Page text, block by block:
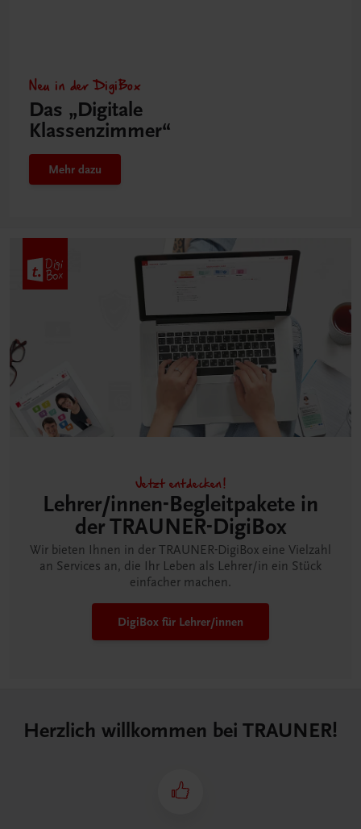
Neu in der DigiBox
Das „Digitale
Klassenzimmer“
Mehr dazu
Jetzt entdecken!
Lehrer/innen-Begleitpakete in
der TRAUNER-DigiBox
Wir bieten Ihnen in der TRAUNER-DigiBox eine Vielzahl
an Services an, die Ihr Leben als Lehrer/in ein Stück
einfacher machen.
DigiBox für Lehrer/innen
Herzlich willkommen bei TRAUNER!